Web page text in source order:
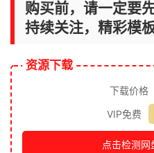
购买前，请一定要
持续关注，精彩模
资源下载
下载价格
VIP免费
点击检测